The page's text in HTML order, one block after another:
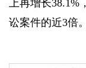
上再增长38.1%
讼案件的近3倍